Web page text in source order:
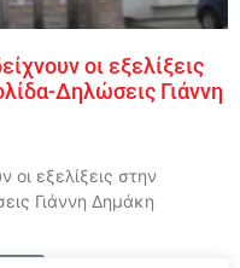
οι εξελίξεις
Δηλώσεις Γιάννη
οι εξελίξεις στην
Γιάννη Δημάκη